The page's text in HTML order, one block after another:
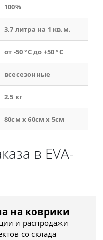
100%
3,7 литра на 1 кв.м.
от -50 °С до +50 °С
всесезонные
2.5 кг
80см x 60см x 5см
в EVA-
на коврики
и распродажи
со склада